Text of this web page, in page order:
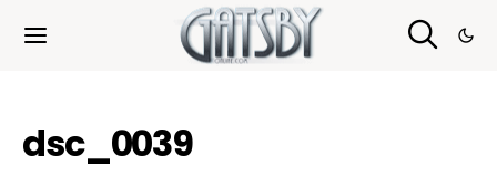
dsc_0039
Cookies management panel